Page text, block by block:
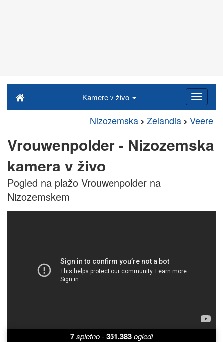
Kamere v živo
Nizozemska Zelandia Veere
Vrouwenpolder - Nizozemska
kamera v živo
Pogled na plažo Vrouwenpolder na
Nizozemskem
7spletno-351.383ogledi